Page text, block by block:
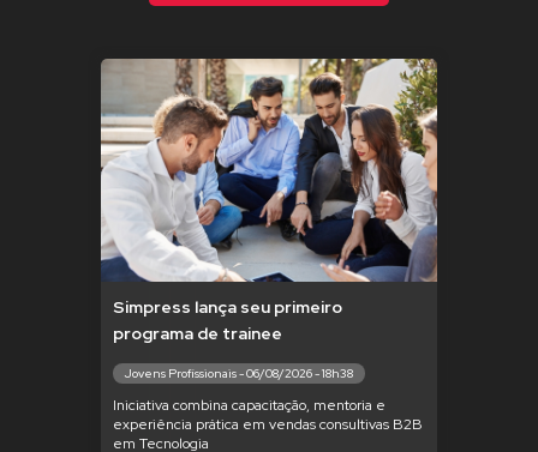
Simpress lança seu primeiro
programa de trainee
Jovens Profissionais - 06/08/2026 - 18h38
Iniciativa combina capacitação, mentoria e
experiência prática em vendas consultivas B2B
em Tecnologia